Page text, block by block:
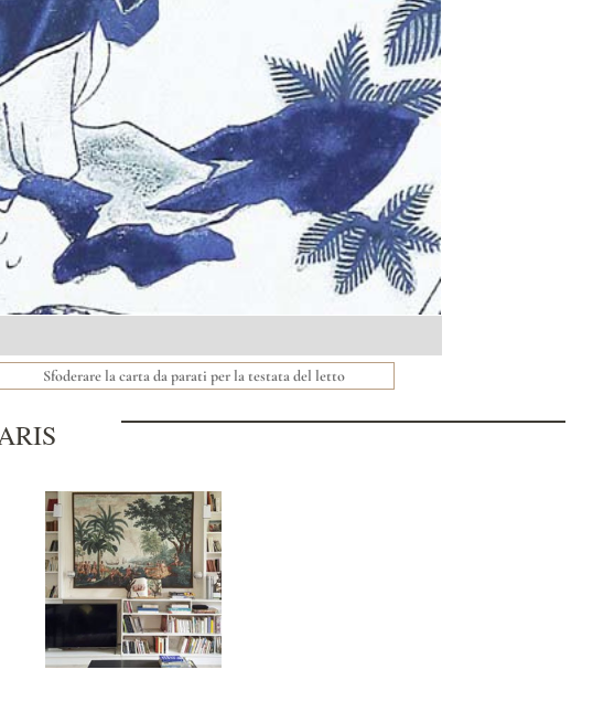
Sfoderare la carta da parati per la testata del letto